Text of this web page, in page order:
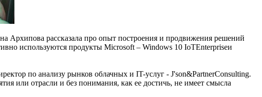
Архипова рассказала про опыт построения и продвижения решений
используются продукты Microsoft – Windows 10 IoTEnterpriseи
по анализу рынков облачных и IT-услуг - J'son&PartnerConsulting.
или отрасли и без понимания, как ее достичь, не имеет смысла